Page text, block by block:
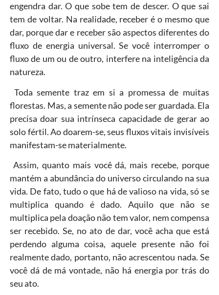
engendra dar. O que sobe tem de descer. O que sai
tem de voltar. Na realidade, receber é o mesmo que
dar, porque dar e receber são aspectos diferentes do
fluxo de energia universal. Se você interromper o
fluxo de um ou de outro, interfere na inteligência da
natureza.
Toda semente traz em si a promessa de muitas
florestas. Mas, a semente não pode ser guardada. Ela
precisa doar sua intrínseca capacidade de gerar ao
solo fértil. Ao doarem-se, seus fluxos vitais invisíveis
manifestam-se materialmente.
Assim, quanto mais você dá, mais recebe, porque
mantém a abundância do universo circulando na sua
vida. De fato, tudo o que há de valioso na vida, só se
multiplica quando é dado. Aquilo que não se
multiplica pela doação não tem valor, nem compensa
ser recebido. Se, no ato de dar, você acha que está
perdendo alguma coisa, aquele presente não foi
realmente dado, portanto, não acrescentou nada. Se
você dá de má vontade, não há energia por trás do
seu ato.